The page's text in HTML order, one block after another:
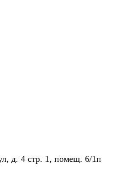
д. 4 стр. 1, помещ. 6/1п